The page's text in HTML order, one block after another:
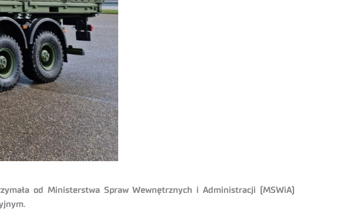
od Ministerstwa Spraw Wewnętrznych i Administracji (MSWiA)